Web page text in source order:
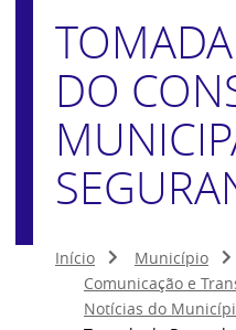
DO
Início
Município
Comunicação e
Notícias do